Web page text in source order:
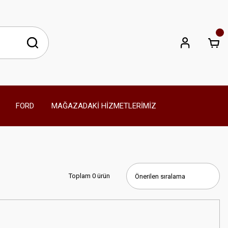
FORD MAĞAZADAKİ HİZMETLERİMİZ
Toplam 0 ürün